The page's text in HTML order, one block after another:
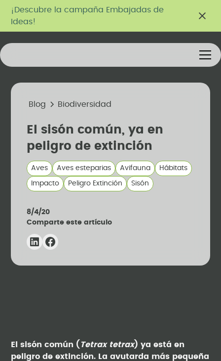
¡Descubre la campaña Embajadas de
Ideas!
Blog Biodiversidad
El sisón común, ya en
peligro de extinción
Aves Aves esteparias Avifauna Hábitats
Impacto Peligro Extinción Sisón
8/4/20
Comparte este artículo
El sisón común ( Tetrax tetrax) ya está en
peligro de extinción. La avutarda más pequeña